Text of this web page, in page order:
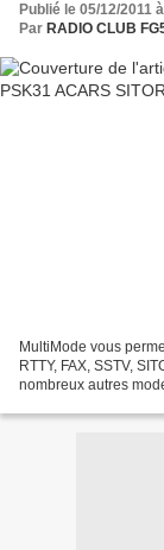
Publié le 05/12/2011
Par RADIO CLUB
MultiMode vous
RTTY, FAX, SSTV,
nombreux autres